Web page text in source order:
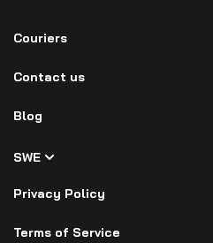
Couriers
Contact us
Blog
SWE
Privacy Policy
Terms of Service